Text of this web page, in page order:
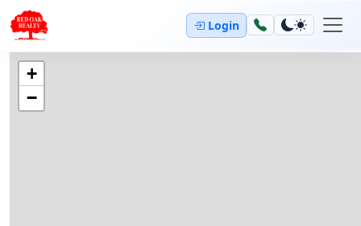
Login
+
−